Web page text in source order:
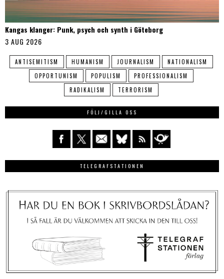
Kangas klanger: Punk, psych och synth i Göteborg
3 AUG 2026
ANTISEMITISM HUMANISM JOURNALISM
NATIONALISM
OPPORTUNISM
POPULISM
PROFESSIONALISM
RADIKALISM
TERRORISM
FÖLJ/GILLA OSS
TELEGRAFSTATIONEN